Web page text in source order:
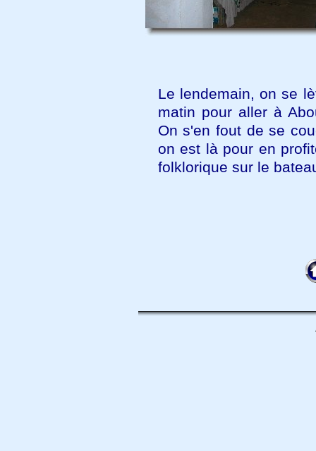
Le lendemain, on se
matin pour aller à
On s'en fout de se
on est là pour en
folklorique sur le